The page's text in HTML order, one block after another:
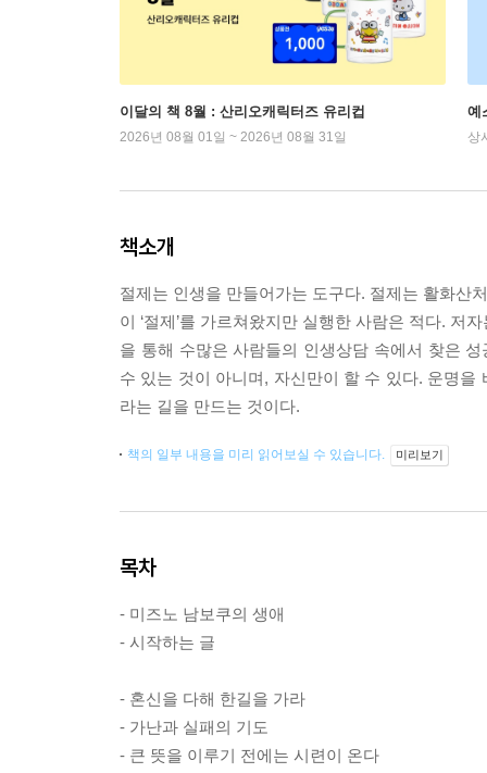
이달의 책 8월 : 산리오캐릭터즈 유리컵
2026년 08월 01일 ~ 2026년 08월 31일
예
상
책소개
절제는 인생을 만들어가는 도구다. 절제는 활화산
이 ‘절제’를 가르쳐왔지만 실행한 사람은 적다. 저
을 통해 수많은 사람들의 인생상담 속에서 찾은
수 있는 것이 아니며, 자신만이 할 수 있다. 운명
라는 길을 만드는 것이다.
책의 일부 내용을 미리 읽어보실 수 있습니다. 미리보기
목차
- 미즈노 남보쿠의 생애
- 시작하는 글
- 혼신을 다해 한길을 가라
- 가난과 실패의 기도
- 큰 뜻을 이루기 전에는 시련이 온다